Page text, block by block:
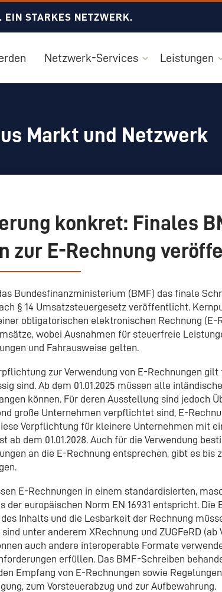
STARKES NETZWERK.
Netzwerk-Services Leistungen
Markt und Netzwerk
konkret: Finales
zur E-Rechnung
Bundesfinanzministerium (BMF) das finale
§ 14 Umsatzsteuergesetz veröffentlicht.
obligatorischen elektronischen Rechnung (E-
wobei Ausnahmen für steuerfreie
und Fahrausweise gelten.
zur Verwendung von E-Rechnungen
sind. Ab dem 01.01.2025 müssen alle
können. Für deren Ausstellung sind jedoch
große Unternehmen verpflichtet sind, E-
Verpflichtung für kleinere Unternehmen mit
ab dem 01.01.2028. Auch für die Verwendung
an die E-Rechnung entsprechen, gibt es bis
E-Rechnungen in einem standardisierten,
der europäischen Norm EN 16931 entspricht. Die
Inhalts und die Lesbarkeit der Rechnung
unter anderem XRechnung und ZUGFeRD (ab
auch andere interoperable Formate
erfüllen. Das BMF-Schreiben
Empfang von E-Rechnungen sowie
zum Vorsteuerabzug und zur Aufbewahrung.